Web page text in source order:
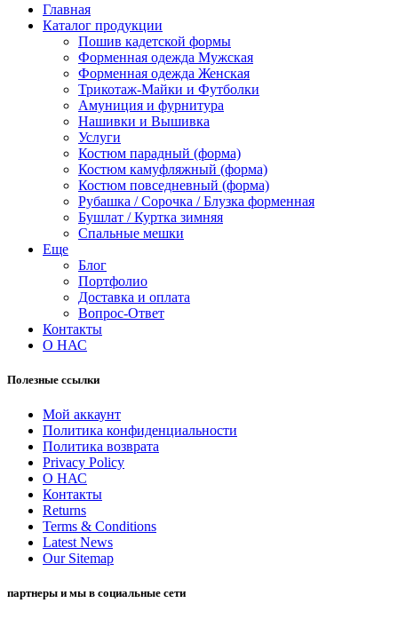
Главная
Каталог продукции
Пошив кадетской формы
Форменная одежда Мужская
Форменная одежда Женская
Трикотаж-Майки и Футболки
Амуниция и фурнитура
Нашивки и Вышивка
Услуги
Костюм парадный (форма)
Костюм камуфляжный (форма)
Костюм повседневный (форма)
Рубашка / Сорочка / Блузка форменная
Бушлат / Куртка зимняя
Спальные мешки
Еще
Блог
Портфолио
Доставка и оплата
Вопрос-Ответ
Контакты
О НАС
Полезные ссылки
Мой аккаунт
Политика конфиденциальности
Политика возврата
Privacy Policy
О НАС
Контакты
Returns
Terms & Conditions
Latest News
Our Sitemap
партнеры и мы в социальные сети